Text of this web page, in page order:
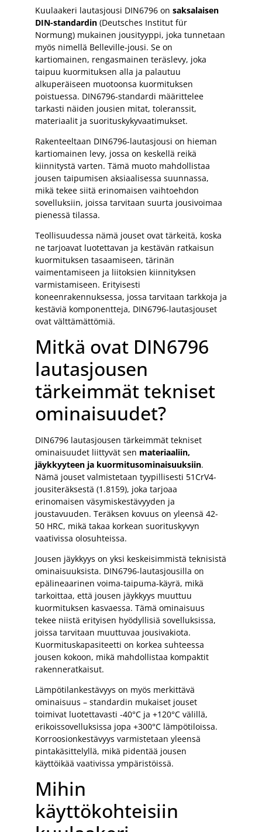
Kuulaakeri lautasjousi DIN6796 on saksalaisen
DIN-standardin (Deutsches Institut für
Normung) mukainen jousityyppi, joka tunnetaan
myös nimellä Belleville-jousi. Se on
kartiomainen, rengasmainen teräslevy, joka
taipuu kuormituksen alla ja palautuu
alkuperäiseen muotoonsa kuormituksen
poistuessa. DIN6796-standardi määrittelee
tarkasti näiden jousien mitat, toleranssit,
materiaalit ja suorituskykyvaatimukset.
Rakenteeltaan DIN6796-lautasjousi on hieman
kartiomainen levy, jossa on keskellä reikä
kiinnitystä varten. Tämä muoto mahdollistaa
jousen taipumisen aksiaalisessa suunnassa,
mikä tekee siitä erinomaisen vaihtoehdon
sovelluksiin, joissa tarvitaan suurta jousivoimaa
pienessä tilassa.
Teollisuudessa nämä jouset ovat tärkeitä, koska
ne tarjoavat luotettavan ja kestävän ratkaisun
kuormituksen tasaamiseen, tärinän
vaimentamiseen ja liitoksien kiinnityksen
varmistamiseen. Erityisesti
koneenrakennuksessa, jossa tarvitaan tarkkoja ja
kestäviä komponentteja, DIN6796-lautasjouset
ovat välttämättömiä.
Mitkä ovat DIN6796
lautasjousen
tärkeimmät tekniset
ominaisuudet?
DIN6796 lautasjousen tärkeimmät tekniset
ominaisuudet liittyvät sen materiaaliin,
jäykkyyteen ja kuormitusominaisuuksiin.
Nämä jouset valmistetaan tyypillisesti 51CrV4-
jousiteräksestä (1.8159), joka tarjoaa
erinomaisen väsymiskestävyyden ja
joustavuuden. Teräksen kovuus on yleensä 42-
50 HRC, mikä takaa korkean suorituskyvyn
vaativissa olosuhteissa.
Jousen jäykkyys on yksi keskeisimmistä teknisistä
ominaisuuksista. DIN6796-lautasjousilla on
epälineaarinen voima-taipuma-käyrä, mikä
tarkoittaa, että jousen jäykkyys muuttuu
kuormituksen kasvaessa. Tämä ominaisuus
tekee niistä erityisen hyödyllisiä sovelluksissa,
joissa tarvitaan muuttuvaa jousivakiota.
Kuormituskapasiteetti on korkea suhteessa
jousen kokoon, mikä mahdollistaa kompaktit
rakenneratkaisut.
Lämpötilankestävyys on myös merkittävä
ominaisuus – standardin mukaiset jouset
toimivat luotettavasti -40°C ja +120°C välillä,
erikoissovelluksissa jopa +300°C lämpötiloissa.
Korroosionkestävyys varmistetaan yleensä
pintakäsittelyllä, mikä pidentää jousen
käyttöikää vaativissa ympäristöissä.
Mihin
käyttökohteisiin